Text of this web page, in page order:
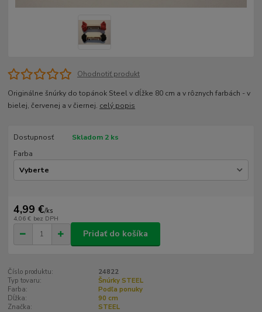
Ohodnotiť produkt
Originálne šnúrky do topánok Steel v dĺžke 80 cm a v rôznych farbách - v
bielej, červenej a v čiernej. celý popis
Dostupnosť
Skladom 2 ks
Farba
4,99 €/ks
4,06 € bez DPH
Pridať do košíka
Číslo produktu:
24822
Typ tovaru:
Šnúrky STEEL
Farba:
Podľa ponuky
Dĺžka:
90 cm
Značka:
STEEL